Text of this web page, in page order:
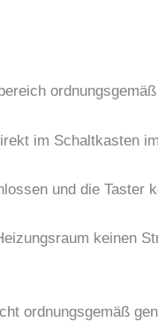
im Schaltkasten
und die Taster
keinen
ordnungsgemäß